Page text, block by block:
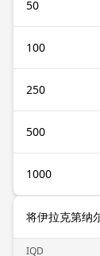
50
100
250
500
1000
将伊拉克第纳
IQD